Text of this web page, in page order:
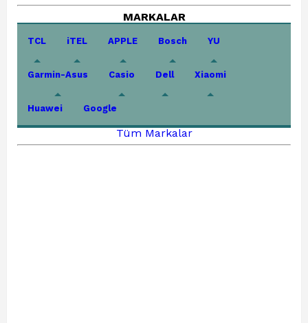
MARKALAR
TCL iTEL APPLE Bosch YU
Garmin-Asus Casio Dell Xiaomi
Huawei Google
Tüm Markalar